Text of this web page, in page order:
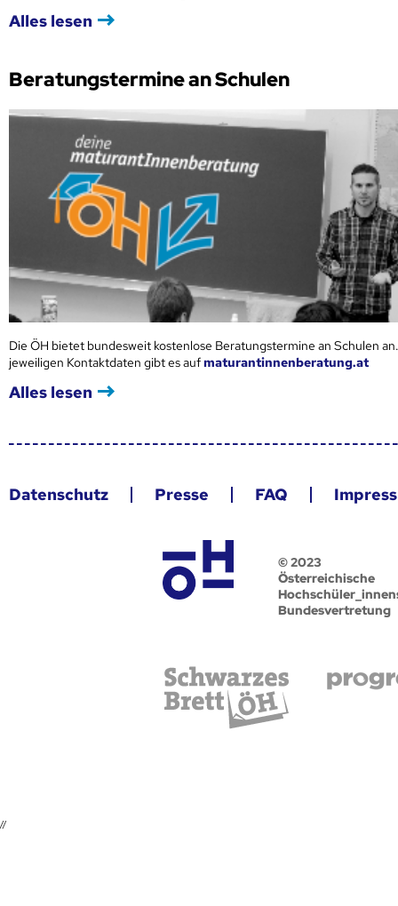
Alles lesen
Beratungstermine an Schulen
Die ÖH bietet bundesweit kostenlose Beratungstermine an Schulen
jeweiligen Kontaktdaten gibt es aufmaturantinnenberatung.at
Alles lesen
Datenschutz Presse FAQ
© 2023
Österreichische
Bundesvertretung
//